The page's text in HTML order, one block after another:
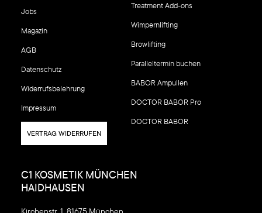
Jobs
Magazin
AGB
Datenschutz
Widerrufsbelehrung
Impressum
VERTRAG WIDERRUFEN
Treatment Add-ons
Wimpernlifting
Browlifting
Paralleltermin buchen
BABOR Ampullen
DOCTOR BABOR Pro
DOCTOR BABOR
C1 KOSMETIK MÜNCHEN
HAIDHAUSEN